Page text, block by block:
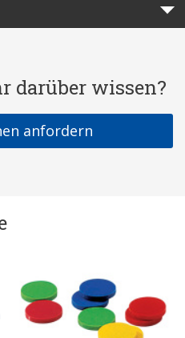
darüber wissen?
anfordern